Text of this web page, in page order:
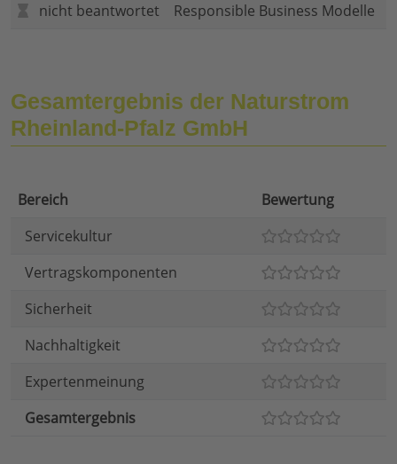
nicht beantwortet
Responsible Business Modelle
Gesamtergebnis der Naturstrom
Rheinland-Pfalz GmbH
Bereich
Bewertung
Servicekultur
Vertragskomponenten
Sicherheit
Nachhaltigkeit
Expertenmeinung
Gesamtergebnis